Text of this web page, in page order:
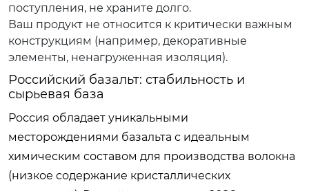
поступления, не храните долго.
Ваш продукт не относится к критически важным
конструкциям (например, декоративные
элементы, ненагруженная изоляция).
Российский базальт: стабильность и
сырьевая база
Россия обладает уникальными
месторождениями базальта с идеальным
химическим составом для производства волокна
(низкое содержание кристаллических